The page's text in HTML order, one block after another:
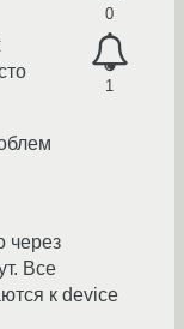
0
1
через
Все
к device